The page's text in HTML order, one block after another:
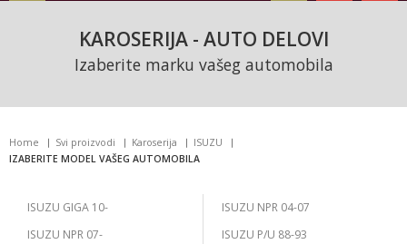
KAROSERIJA - AUTO DELOVI
Izaberite marku vašeg automobila
Home Svi proizvodi Karoserija
ISUZU
IZABERITE MODEL VAŠEG AUTOMOBILA
ISUZU GIGA 10-
ISUZU NPR 04-07
ISUZU NPR 07-
ISUZU P/U 88-93